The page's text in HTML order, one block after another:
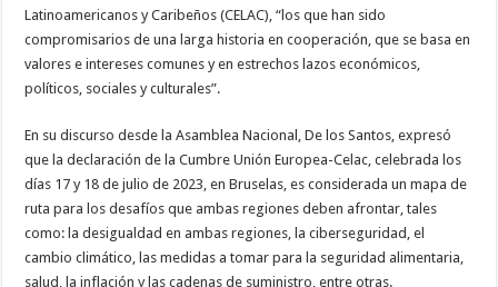
Latinoamericanos y Caribeños (CELAC), “los que han sido
compromisarios de una larga historia en cooperación, que se basa en
valores e intereses comunes y en estrechos lazos económicos,
políticos, sociales y culturales”.
En su discurso desde la Asamblea Nacional, De los Santos, expresó
que la declaración de la Cumbre Unión Europea-Celac, celebrada los
días 17 y 18 de julio de 2023, en Bruselas, es considerada un mapa de
ruta para los desafíos que ambas regiones deben afrontar, tales
como: la desigualdad en ambas regiones, la ciberseguridad, el
cambio climático, las medidas a tomar para la seguridad alimentaria,
salud, la inflación y las cadenas de suministro, entre otras.